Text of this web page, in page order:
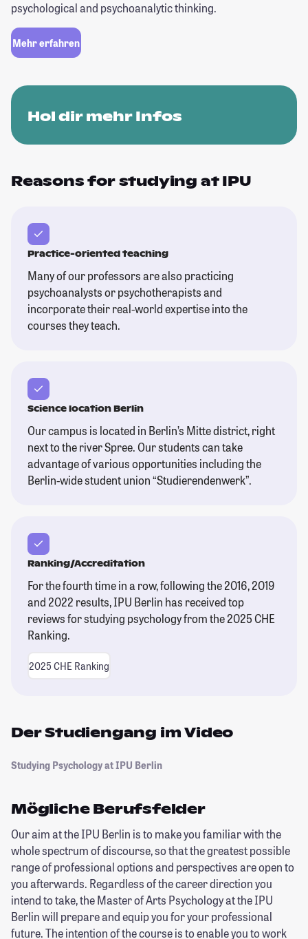
psychological and psychoanalytic thinking.
Mehr erfahren
Hol dir mehr Infos
Reasons for studying at IPU
Practice-oriented teaching
Many of our professors are also practicing
psychoanalysts or psychotherapists and
incorporate their real-world expertise into the
courses they teach.
Science location Berlin
Our campus is located in Berlin’s Mitte district, right
next to the river Spree. Our students can take
advantage of various opportunities including the
Berlin-wide student union “Studierendenwerk”.
Ranking/Accreditation
For the fourth time in a row, following the 2016, 2019
and 2022 results, IPU Berlin has received top
reviews for studying psychology from the 2025 CHE
Ranking.
2025 CHE Ranking
Der Studiengang im Video
Studying Psychology at IPU Berlin
Mögliche Berufsfelder
Our aim at the IPU Berlin is to make you familiar with the
whole spectrum of discourse, so that the greatest possible
range of professional options and perspectives are open to
you afterwards. Regardless of the career direction you
intend to take, the Master of Arts Psychology at the IPU
Berlin will prepare and equip you for your professional
future. The intention of the course is to enable you to work